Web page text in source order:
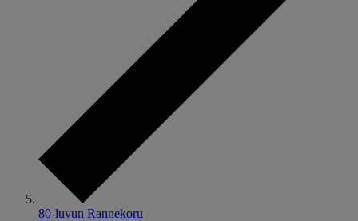
80-luvun Rannekoru